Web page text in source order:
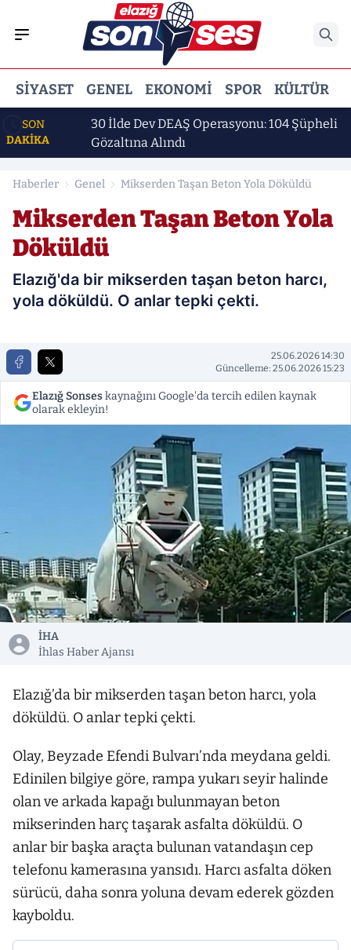
SIYASET GENEL EKONOMI SPOR KÜLTÜR
SON
DAKİKA
30 İlde Dev DEAŞ Operasyonu: 104 Şüpheli
Gözaltına Alındı
Haberler Genel Mikserden Taşan Beton Yola Döküldü
Mikserden Taşan Beton Yola
Döküldü
Elazığ'da bir mikserden taşan beton harcı,
yola döküldü. O anlar tepki çekti.
25.06.2026 14:30
Güncelleme: 25.06.2026 15:23
Elazığ Sonseskaynağını Google'da tercih edilen kaynak
olarak ekleyin!
İHA
İhlas Haber Ajansı
Elazığ’da bir mikserden taşan beton harcı, yola
döküldü. O anlar tepki çekti.
Olay, Beyzade Efendi Bulvarı’nda meydana geldi.
Edinilen bilgiye göre, rampa yukarı seyir halinde
olan ve arkada kapağı bulunmayan beton
mikserinden harç taşarak asfalta döküldü. O
anlar bir başka araçta bulunan vatandaşın cep
telefonu kamerasına yansıdı. Harcı asfalta döken
sürücü, daha sonra yoluna devam ederek gözden
kayboldu.